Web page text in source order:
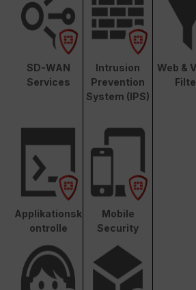
SD-WAN
Services
Intrusion
Prevention
System (IPS)
Web &
Applikationsk
ontrolle
Mobile
Security